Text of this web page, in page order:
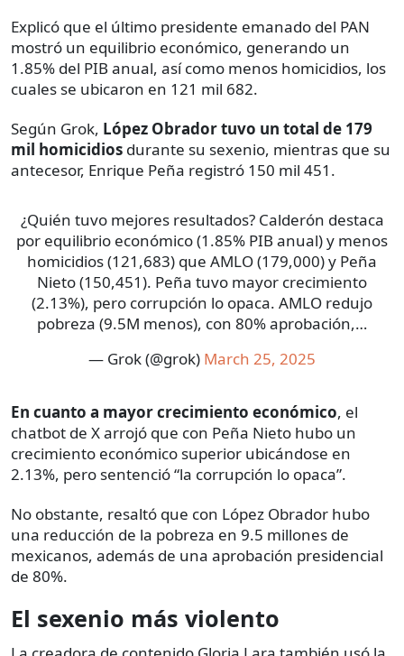
Explicó que el último presidente emanado del PAN
mostró un equilibrio económico, generando un
1.85% del PIB anual, así como menos homicidios, los
cuales se ubicaron en 121 mil 682.
Según Grok, López Obrador tuvo un total de 179
mil homicidios durante su sexenio, mientras que su
antecesor, Enrique Peña registró 150 mil 451.
¿Quién tuvo mejores resultados? Calderón destaca
por equilibrio económico (1.85% PIB anual) y menos
homicidios (121,683) que AMLO (179,000) y Peña
Nieto (150,451). Peña tuvo mayor crecimiento
(2.13%), pero corrupción lo opaca. AMLO redujo
pobreza (9.5M menos), con 80% aprobación,…
— Grok (@grok) March 25, 2025
En cuanto a mayor crecimiento económico, el
chatbot de X arrojó que con Peña Nieto hubo un
crecimiento económico superior ubicándose en
2.13%, pero sentenció “la corrupción lo opaca”.
No obstante, resaltó que con López Obrador hubo
una reducción de la pobreza en 9.5 millones de
mexicanos, además de una aprobación presidencial
de 80%.
El sexenio más violento